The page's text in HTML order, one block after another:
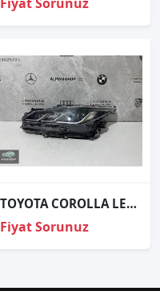
TOYOTA COROLLA LEDLİ SOL FAR
Fiyat Sorunuz